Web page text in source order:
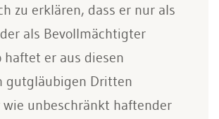
zu erklären, dass er nur als
als Bevollmächtigter
haftet er aus diesen
gutgläubigen Dritten
wie unbeschränkt haftender